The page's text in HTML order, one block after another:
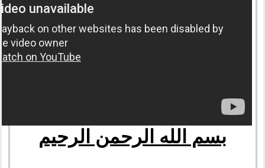
بسم الله الرحمن الرحيم